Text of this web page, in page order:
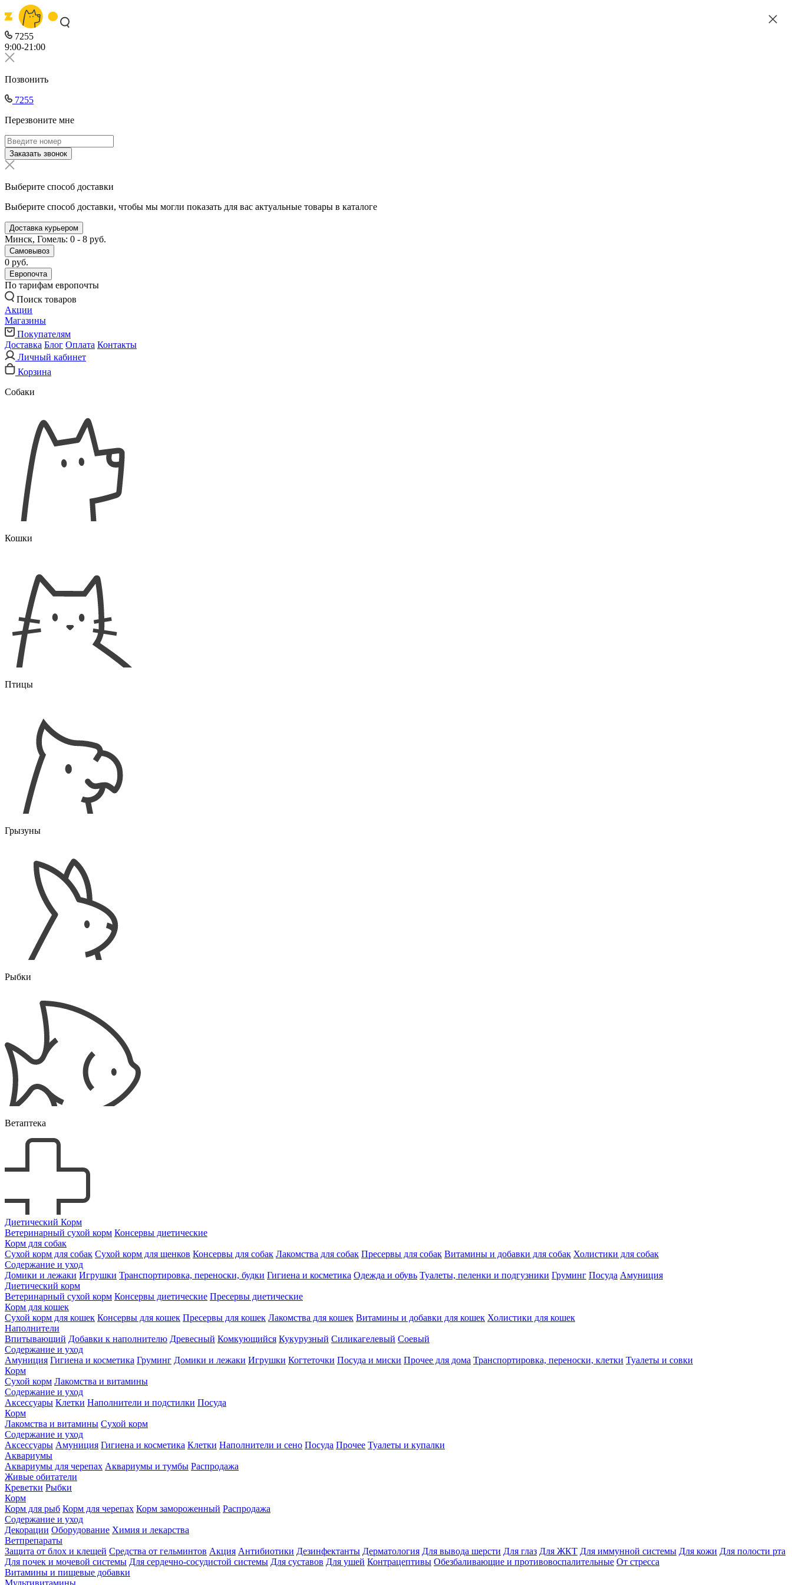
7255
9:00-21:00
Позвонить
7255
Перезвоните мне
Заказать звонок
Выберите способ доставки
Выберите способ доставки, чтобы мы могли показать для вас актуальные товары в каталоге
Доставка курьером
Минск, Гомель: 0 - 8 руб.
Самовывоз
0 руб.
Европочта
По тарифам европочты
Поиск товаров
Акции
Магазины
Покупателям
Доставка Блог Оплата Контакты
Личный кабинет
Корзина
Собаки
Кошки
Птицы
Грызуны
Рыбки
Ветаптека
Диетический Корм
Ветеринарный сухой корм Консервы диетические
Корм для собак
Сухой корм для собак Сухой корм для щенков Консервы для собак Лакомства для собак Пресервы для собак Витамины и добавки для собак Холистики для собак
Содержание и уход
Домики и лежаки Игрушки Транспортировка, переноски, будки Гигиена и косметика Одежда и обувь Туалеты, пеленки и подгузники Груминг Посуда Амуниция
Диетический корм
Ветеринарный сухой корм Консервы диетические Пресервы диетические
Корм для кошек
Сухой корм для кошек Консервы для кошек Пресервы для кошек Лакомства для кошек Витамины и добавки для кошек Холистики для кошек
Наполнители
Впитывающий Добавки к наполнителю Древесный Комкующийся Кукурузный Силикагелевый Соевый
Содержание и уход
Амуниция Гигиена и косметика Груминг Домики и лежаки Игрушки Когтеточки Посуда и миски Прочее для дома Транспортировка, переноски, клетки Туалеты и совки
Корм
Сухой корм Лакомства и витамины
Содержание и уход
Аксессуары Клетки Наполнители и подстилки Посуда
Корм
Лакомства и витамины Сухой корм
Содержание и уход
Аксессуары Амуниция Гигиена и косметика Клетки Наполнители и сено Посуда Прочее Туалеты и купалки
Аквариумы
Аквариумы для черепах Аквариумы и тумбы Распродажа
Живые обитатели
Креветки Рыбки
Корм
Корм для рыб Корм для черепах Корм замороженный Распродажа
Содержание и уход
Декорации Оборудование Химия и лекарства
Ветпрепараты
Защита от блох и клещей Средства от гельминтов Акция Антибиотики Дезинфектанты Дерматология Для вывода шерсти Для глаз Для ЖКТ Для иммунной системы Для кожи Для полости рта
Для почек и мочевой системы Для сердечно-сосудистой системы Для суставов Для ушей Контрацептивы Обезбаливающие и противовоспалительные От стресса
Витамины и пищевые добавки
Мультивитамины